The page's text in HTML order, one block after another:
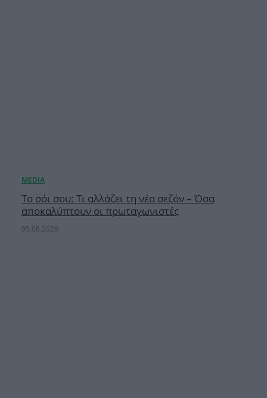
Το σόι σου: Τι αλλάζει τη νέα σεζόν – Όσα
αποκαλύπτουν οι πρωταγωνιστές
05.08.2026